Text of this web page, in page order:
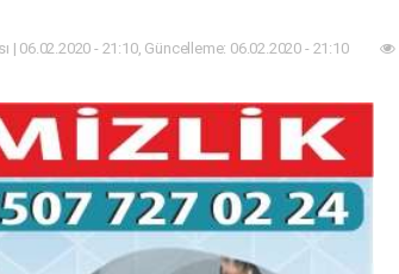
| 06.02.2020 - 21:10, Güncelleme: 06.02.2020 - 21:10